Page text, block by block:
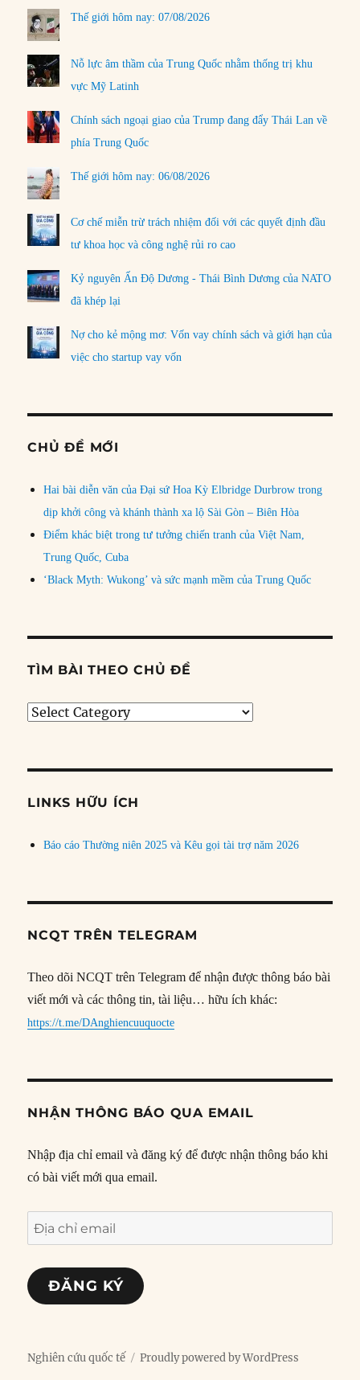
Thế giới hôm nay: 07/08/2026
Nỗ lực âm thầm của Trung Quốc nhằm thống trị khu
vực Mỹ Latinh
Chính sách ngoại giao của Trump đang đẩy Thái Lan về
phía Trung Quốc
Thế giới hôm nay: 06/08/2026
Cơ chế miễn trừ trách nhiệm đối với các quyết định đầu
tư khoa học và công nghệ rủi ro cao
Kỷ nguyên Ấn Độ Dương - Thái Bình Dương của NATO
đã khép lại
Nợ cho kẻ mộng mơ: Vốn vay chính sách và giới hạn của
việc cho startup vay vốn
CHỦ ĐỀ MỚI
Hai bài diễn văn của Đại sứ Hoa Kỳ Elbridge Durbrow trong
dịp khởi công và khánh thành xa lộ Sài Gòn – Biên Hòa
Điểm khác biệt trong tư tưởng chiến tranh của Việt Nam,
Trung Quốc, Cuba
‘Black Myth: Wukong’ và sức mạnh mềm của Trung Quốc
TÌM BÀI THEO CHỦ ĐỀ
Tìm
đề
LINKS HỮU ÍCH
Báo cáo Thường niên 2025 và Kêu gọi tài trợ năm 2026
NCQT TRÊN TELEGRAM
Theo dõi NCQT trên Telegram để nhận được thông báo bài
viết mới và các thông tin, tài liệu… hữu ích khác:
https://t.me/DAnghiencuuquocte
NHẬN THÔNG BÁO QUA EMAIL
Nhập địa chỉ email và đăng ký để được nhận thông báo khi
có bài viết mới qua email.
Địa
chỉ
email
ĐĂNG KÝ
Nghiên cứu quốc tế Proudly powered by WordPress